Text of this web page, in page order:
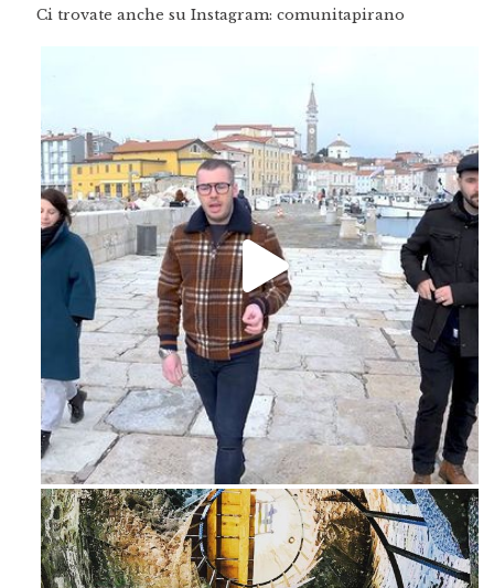
Ci trovate anche su Instagram: comunitapirano
Feb 16